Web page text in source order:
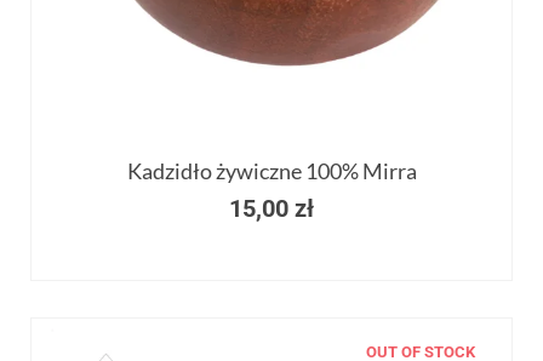
Kadzidło żywiczne 100% Mirra
15,00 zł
OUT OF STOCK